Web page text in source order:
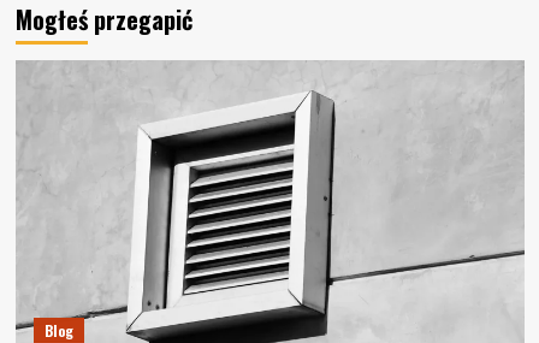
Mogłeś przegapić
Blog